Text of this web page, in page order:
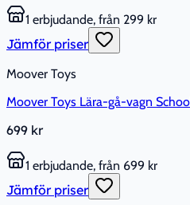
1 erbjudande, från 299 kr
Jämför priser
Moover Toys
Moover Toys Lära-gå-vagn
699 kr
1 erbjudande, från 699 kr
Jämför priser